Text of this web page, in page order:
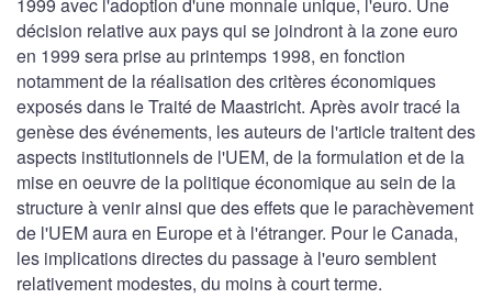
1999 avec l'adoption d'une monnaie unique, l'euro. Une
décision relative aux pays qui se joindront à la zone euro
en 1999 sera prise au printemps 1998, en fonction
notamment de la réalisation des critères économiques
exposés dans le Traité de Maastricht. Après avoir tracé la
genèse des événements, les auteurs de l'article traitent des
aspects institutionnels de l'UEM, de la formulation et de la
mise en oeuvre de la politique économique au sein de la
structure à venir ainsi que des effets que le parachèvement
de l'UEM aura en Europe et à l'étranger. Pour le Canada,
les implications directes du passage à l'euro semblent
relativement modestes, du moins à court terme.